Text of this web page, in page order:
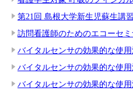
第21回 島根大学新生児蘇生講
訪問看護師のためのエコーセ
バイタルセンサの効果的な使
バイタルセンサの効果的な使
バイタルセンサの効果的な使